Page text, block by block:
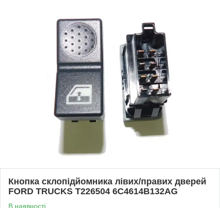
Кнопка склопідйомника лівих/правих дверей
FORD TRUCKS T226504 6C4614B132AG
В наявності